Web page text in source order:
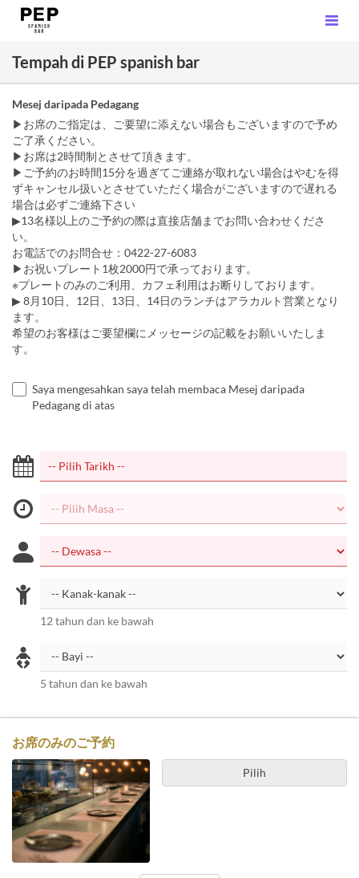
Tempah di PEP spanish bar
Mesej daripada Pedagang
▶お席のご指定は、ご要望に添えない場合もございますので予め
ご了承ください。
▶お席は2時間制とさせて頂きます。
▶ご予約のお時間15分を過ぎてご連絡が取れない場合はやむを得
ずキャンセル扱いとさせていただく場合がございますので遅れる
場合は必ずご連絡下さい
▶13名様以上のご予約の際は直接店舗までお問い合わせくださ
い。
お電話でのお問合せ：0422-27-6083
▶︎お祝いプレート1枚2000円で承っております。
※プレートのみのご利用、カフェ利用はお断りしております。
▶︎ 8月10日、12日、13日、14日のランチはアラカルト営業となり
ます。
希望のお客様はご要望欄にメッセージの記載をお願いいたしま
す。
Saya mengesahkan saya telah membaca Mesej daripada
Pedagang di atas
12 tahun dan ke bawah
5 tahun dan ke bawah
お席のみのご予約
Pilih